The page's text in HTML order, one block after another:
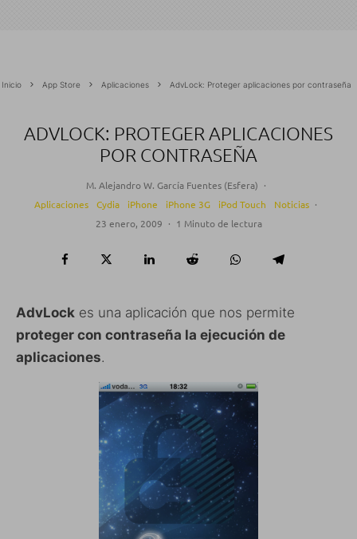
Inicio App Store Aplicaciones AdvLock: Proteger aplicaciones por contraseña
ADVLOCK: PROTEGER APLICACIONES
POR CONTRASEÑA
M. Alejandro W. García Fuentes (Esfera) ·
Aplicaciones
Cydia iPhone iPhone 3G iPod Touch Noticias ·
23 enero, 2009 · 1 Minuto de lectura
AdvLock es una aplicación que nos permite
proteger con contraseña la ejecución de
aplicaciones.